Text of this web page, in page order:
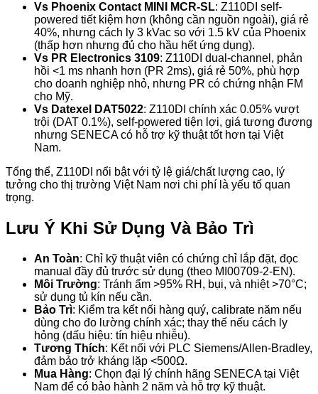
Vs Phoenix Contact MINI MCR-SL: Z110DI self-
powered tiết kiệm hơn (không cần nguồn ngoài), giá rẻ
40%, nhưng cách ly 3 kVac so với 1.5 kV của Phoenix
(thấp hơn nhưng đủ cho hầu hết ứng dụng).
Vs PR Electronics 3109: Z110DI dual-channel, phản
hồi <1 ms nhanh hơn (PR 2ms), giá rẻ 50%, phù hợp
cho doanh nghiệp nhỏ, nhưng PR có chứng nhận FM
cho Mỹ.
Vs Datexel DAT5022: Z110DI chính xác 0.05% vượt
trội (DAT 0.1%), self-powered tiện lợi, giá tương đương
nhưng SENECA có hỗ trợ kỹ thuật tốt hơn tại Việt
Nam.
Tổng thể, Z110DI nổi bật với tỷ lệ giá/chất lượng cao, lý
tưởng cho thị trường Việt Nam nơi chi phí là yếu tố quan
trọng.
Lưu Ý Khi Sử Dụng Và Bảo Trì
An Toàn: Chỉ kỹ thuật viên có chứng chỉ lắp đặt, đọc
manual đầy đủ trước sử dụng (theo MI00709-2-EN).
Môi Trường: Tránh ẩm >95% RH, bụi, và nhiệt >70°C;
sử dụng tủ kín nếu cần.
Bảo Trì: Kiểm tra kết nối hàng quý, calibrate năm nếu
dùng cho đo lường chính xác; thay thế nếu cách ly
hỏng (dấu hiệu: tín hiệu nhiễu).
Tương Thích: Kết nối với PLC Siemens/Allen-Bradley,
đảm bảo trở kháng lặp <500Ω.
Mua Hàng: Chọn đại lý chính hãng SENECA tại Việt
Nam để có bảo hành 2 năm và hỗ trợ kỹ thuật.